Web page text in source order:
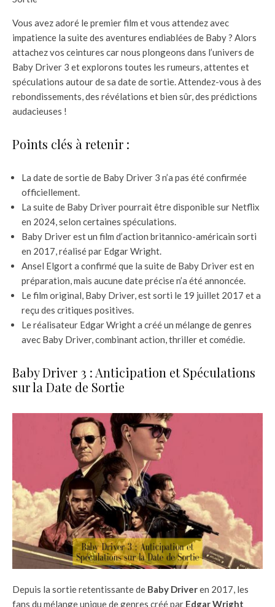
Vous avez adoré le premier film et vous attendez avec
impatience la suite des aventures endiablées de Baby ? Alors
attachez vos ceintures car nous plongeons dans l’univers de
Baby Driver 3 et explorons toutes les rumeurs, attentes et
spéculations autour de sa date de sortie. Attendez-vous à des
rebondissements, des révélations et bien sûr, des prédictions
audacieuses !
Points clés à retenir :
La date de sortie de Baby Driver 3 n’a pas été confirmée
officiellement.
La suite de Baby Driver pourrait être disponible sur Netflix
en 2024, selon certaines spéculations.
Baby Driver est un film d’action britannico-américain sorti
en 2017, réalisé par Edgar Wright.
Ansel Elgort a confirmé que la suite de Baby Driver est en
préparation, mais aucune date précise n’a été annoncée.
Le film original, Baby Driver, est sorti le 19 juillet 2017 et a
reçu des critiques positives.
Le réalisateur Edgar Wright a créé un mélange de genres
avec Baby Driver, combinant action, thriller et comédie.
Baby Driver 3 : Anticipation et Spéculations
sur la Date de Sortie
Depuis la sortie retentissante de Baby Driveren 2017, les
fans du mélange unique de genres créé par Edgar Wright